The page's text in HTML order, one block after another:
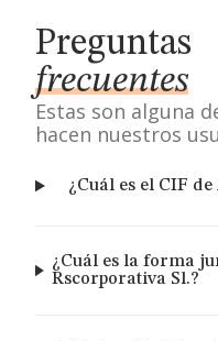
Preguntas
frecuentes
Estas son alguna
hacen nuestros
¿Cuál es el CIF
¿Cuál es la forma
Rscorporativa Sl.?